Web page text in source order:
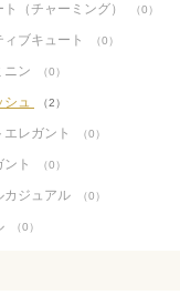
ト（チャーミング） （0）
ィブキュート （0）
ニン （0）
シュ （2）
エレガント （0）
ント （0）
カジュアル （0）
（0）